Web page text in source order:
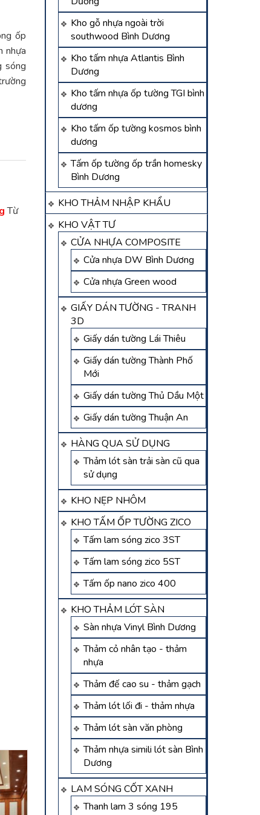
Kho gỗ nhựa ngoài trời
southwood Bình Dương
Kho tấm nhựa Atlantis Bình
Dương
Kho tấm nhựa ốp tường TGI bình
dương
Kho tấm ốp tường kosmos bình
dương
Tấm ốp tường ốp trần homesky
Bình Dương
KHO THẢM NHẬP KHẨU
KHO VẬT TƯ
CỬA NHỰA COMPOSITE
Cửa nhựa DW Bình Dương
Cửa nhựa Green wood
GIẤY DÁN TƯỜNG - TRANH
3D
Giấy dán tường Lái Thiêu
Giấy dán tường Thành Phố
Mới
Giấy dán tường Thủ Dầu Một
Giấy dán tường Thuận An
HÀNG QUA SỬ DỤNG
Thảm lót sàn trải sàn cũ qua
sử dụng
KHO NẸP NHÔM
KHO TẤM ỐP TƯỜNG ZICO
Tấm lam sóng zico 3ST
Tấm lam sóng zico 5ST
Tấm ốp nano zico 400
KHO THẢM LÓT SÀN
Sàn nhựa Vinyl Bình Dương
Thảm cỏ nhân tạo - thảm
nhựa
Thảm đế cao su - thảm gạch
Thảm lót lối đi - thảm nhựa
Thảm lót sàn văn phòng
Thảm nhựa simili lót sàn Bình
Dương
LAM SÓNG CỐT XANH
Thanh lam 3 sóng 195
ốp
nhựa
sóng
Từ